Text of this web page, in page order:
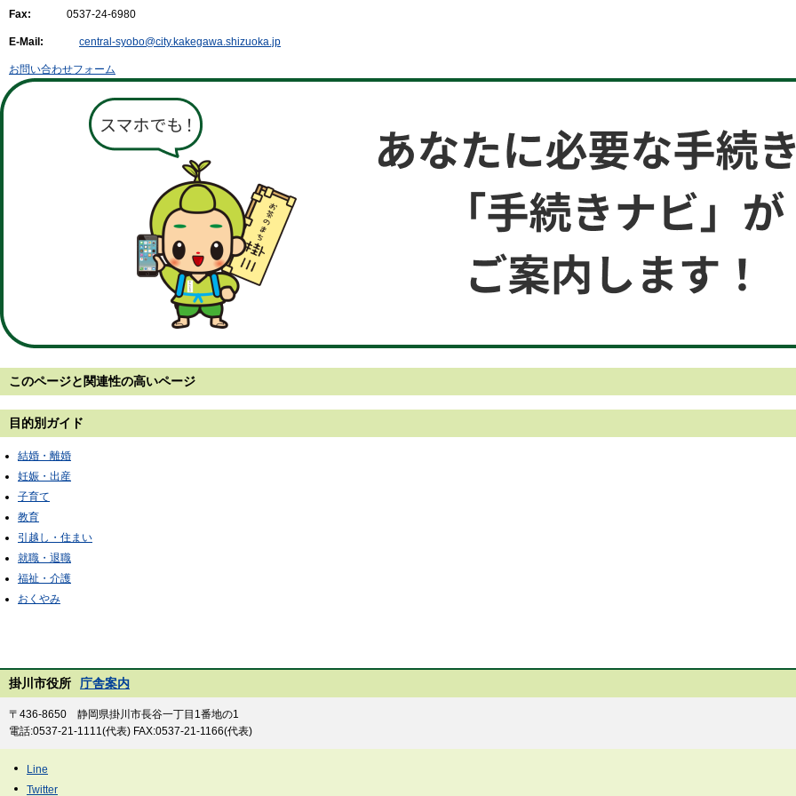
Fax: 0537-24-6980
E-Mail: central-syobo@city.kakegawa.shizuoka.jp
お問い合わせフォーム
このページと 関連性の高いページ
目的別ガイド
結婚・離婚
妊娠・出産
子育て
教育
引越し・住まい
就職・退職
福祉・介護
おくやみ
掛川市役所 庁舎案内
〒436-8650 静岡県掛川市長谷一丁目1番地の1
電話:0537-21-1111(代表) FAX:0537-21-1166(代表)